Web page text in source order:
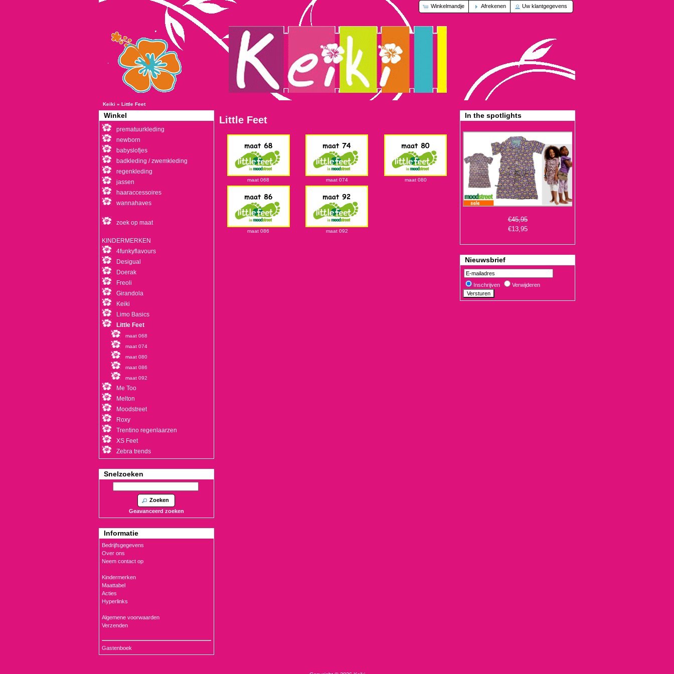
Winkelmandje Afrekenen Uw klantgegevens
Keiki » Little Feet
Little Feet
maat 068 maat 074 maat 080
maat 086 maat 092
Winkel
prematuurkleding
newborn
babyslofjes
badkleding / zwemkleding
regenkleding
jassen
haaraccessoires
wannahaves
zoek op maat
KINDERMERKEN
4funkyflavours
Desigual
Doerak
Freoli
Girandola
Keiki
Limo Basics
Little Feet
maat 068
maat 074
maat 080
maat 086
maat 092
Me Too
Melton
Moodstreet
Roxy
Trentino regenlaarzen
XS Feet
Zebra trends
Snelzoeken
Zoeken
Geavanceerd zoeken
Informatie
Bedrijfsgegevens
Over ons
Neem contact op
Kindermerken
Maattabel
Acties
Hyperlinks
Algemene voorwaarden
Verzenden
Gastenboek
In the spotlights
€13,95
Nieuwsbrief
Inschrijven Verwijderen